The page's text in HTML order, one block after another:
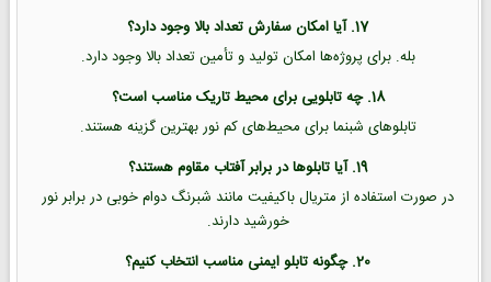
17. آیا امکان سفارش تعداد بالا وجود دارد؟
بله. برای پروژه‌ها امکان تولید و تأمین تعداد بالا وجود دارد.
18. چه تابلویی برای محیط تاریک مناسب است؟
تابلوهای شبنما برای محیط‌های کم نور بهترین گزینه هستند.
19. آیا تابلوها در برابر آفتاب مقاوم هستند؟
در صورت استفاده از متریال باکیفیت مانند شبرنگ دوام خوبی در برابر نور
خورشید دارند.
20. چگونه تابلو ایمنی مناسب انتخاب کنیم؟